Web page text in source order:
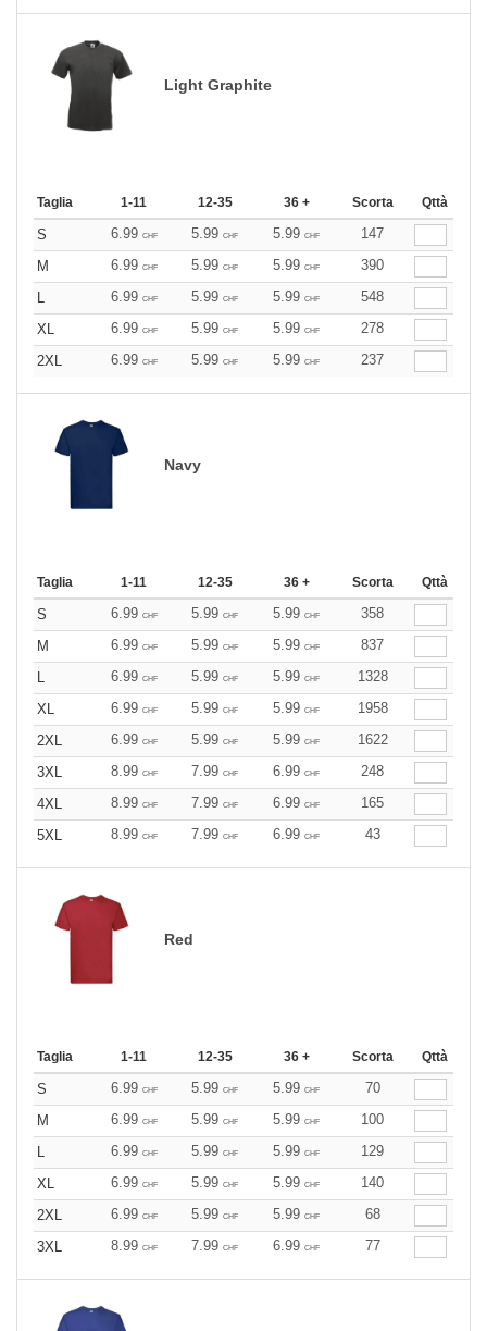
Light Graphite
Taglia 1-11 12-35 36 + Scorta Qttà
S 6.99 CHF 5.99 CHF 5.99 CHF
147
M
6.99 CHF 5.99 CHF 5.99 CHF
390
L
6.99 CHF 5.99 CHF 5.99 CHF
548
XL
6.99 CHF 5.99 CHF 5.99 CHF
278
2XL
6.99 CHF 5.99 CHF 5.99 CHF 237
Navy
Taglia 1-11 12-35 36 + Scorta Qttà
S 6.99 CHF 5.99 CHF 5.99 CHF
358
M
6.99 CHF 5.99 CHF 5.99 CHF
837
L
6.99 CHF 5.99 CHF 5.99 CHF
1328
XL
6.99 CHF 5.99 CHF 5.99 CHF
1958
2XL
6.99 CHF 5.99 CHF 5.99 CHF
1622
3XL
8.99 CHF 7.99 CHF 6.99 CHF
248
4XL
8.99 CHF 7.99 CHF 6.99 CHF
165
5XL
8.99 CHF 7.99 CHF 6.99 CHF 43
Red
Taglia 1-11 12-35 36 + Scorta Qttà
S 6.99 CHF 5.99 CHF 5.99 CHF
70
M
6.99 CHF 5.99 CHF 5.99 CHF
100
L
6.99 CHF 5.99 CHF 5.99 CHF
129
XL
6.99 CHF 5.99 CHF 5.99 CHF
140
2XL
6.99 CHF 5.99 CHF 5.99 CHF
68
3XL
8.99 CHF 7.99 CHF 6.99 CHF 77